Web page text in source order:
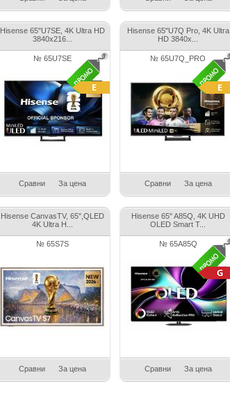
Hisense 65"U7SE, 4K Ultra HD
3840x216...
№ 65U7SE
Сравни За цена
Hisense 65"U7Q Pro, 4K Ultra
HD 3840x...
№ 65U7Q_PRO
Сравни За цена
Hisense CanvasTV, 65",QLED
4K Ultra H...
№ 65S7S
Сравни За цена
Hisense 65" A85Q, 4K UHD
OLED Smart T...
№ 65A85Q
Сравни За цена